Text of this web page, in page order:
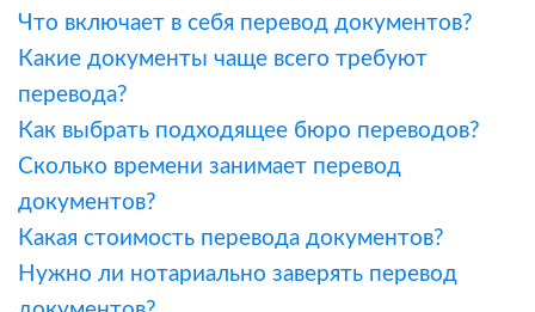
Что включает в себя перевод документов?
Какие документы чаще всего требуют
перевода?
Как выбрать подходящее бюро переводов?
Сколько времени занимает перевод
документов?
Какая стоимость перевода документов?
Нужно ли нотариально заверять перевод